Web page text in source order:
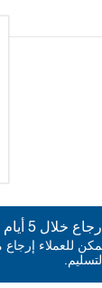
إرجاع خلال 5 أيام
التسليم.